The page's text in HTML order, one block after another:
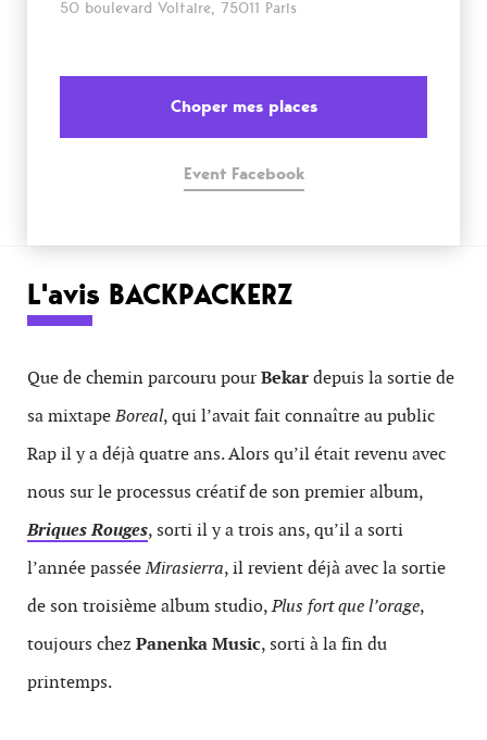
50 boulevard Voltaire, 75011 Paris
Choper mes places
Event Facebook
L'avis BACKPACKERZ
Que de chemin parcouru pourBekardepuis la sortie de
sa mixtapeBoreal, qui l’avait fait connaître au public
Rap il y a déjà quatre ans. Alors qu’il était revenu avec
nous sur le processus créatif de son premier album,
Briques Rouges, sorti il y a trois ans, qu’il a sorti
l’année passéeMirasierra, il revient déjà avec la sortie
de son troisième album studio,Plus fort que l’orage,
toujours chez Panenka Music, sorti à la fin du
printemps.